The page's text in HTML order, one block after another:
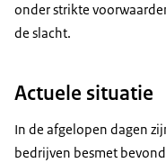
onder strikte
de slacht.
Actuele situatie
In de afgelopen dagen
bedrijven besmet